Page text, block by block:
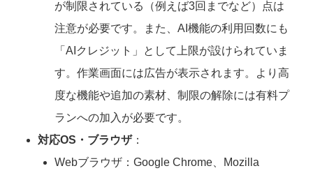
が制限されている（例えば3回までなど）点は
注意が必要です。また、AI機能の利用回数にも
「AIクレジット」として上限が設けられていま
す。作業画面には広告が表示されます。より高
度な機能や追加の素材、制限の解除には有料プ
ランへの加入が必要です。
対応OS・ブラウザ ：
Webブラウザ：Google Chrome、Mozilla